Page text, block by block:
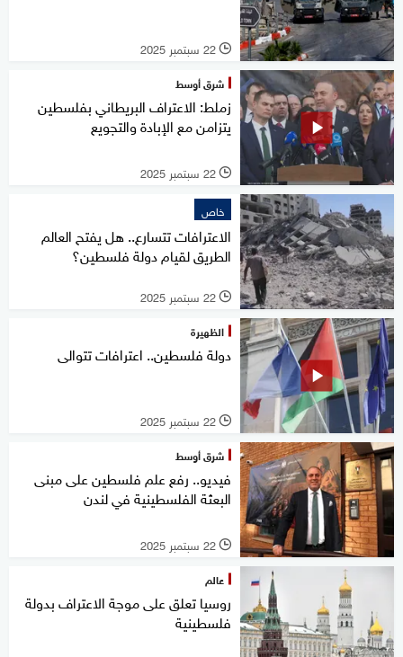
l 22 سبتمبر 2025
شرق أوسط
زملط: الاعتراف البريطاني بفلسطين
يتزامن مع الإبادة والتجويع
l 22 سبتمبر 2025
خاص
الاعترافات تتسارع.. هل يفتح العالم
الطريق لقيام دولة فلسطين؟
l 22 سبتمبر 2025
الظهيرة
دولة فلسطين.. اعترافات تتوالى
l 22 سبتمبر 2025
شرق أوسط
فيديو.. رفع علم فلسطين على مبنى
البعثة الفلسطينية في لندن
l 22 سبتمبر 2025
عالم
روسيا تعلق على موجة الاعتراف بدولة
فلسطينية